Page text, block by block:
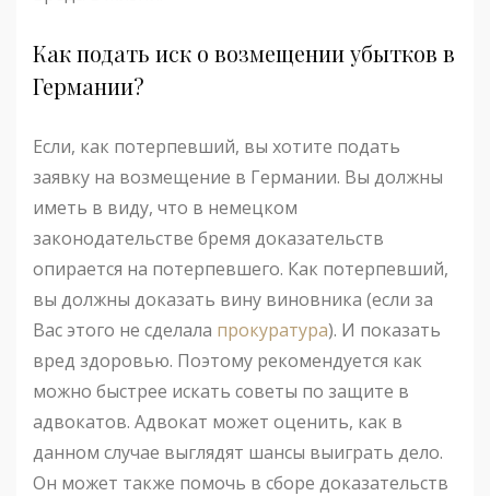
Как подать иск о возмещении убытков в
Германии?
Если, как потерпевший, вы хотите подать
заявку на возмещение в Германии. Вы должны
иметь в виду, что в немецком
законодательстве бремя доказательств
опирается на потерпевшего. Как потерпевший,
вы должны доказать вину виновника (если за
Вас этого не сделала прокуратура). И показать
вред здоровью. Поэтому рекомендуется как
можно быстрее искать советы по защите в
адвокатов. Адвокат может оценить, как в
данном случае выглядят шансы выиграть дело.
Он может также помочь в сборе доказательств